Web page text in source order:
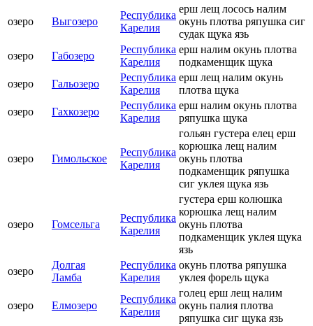
озеро Выгозеро
Республика
Карелия
ерш лещ лосось налим
окунь плотва ряпушка сиг
судак щука язь
озеро
Габозеро
Республика
Карелия
ерш налим окунь плотва
подкаменщик щука
озеро
Гальозеро
Республика
Карелия
ерш лещ налим окунь
плотва щука
озеро
Гахкозеро
Республика
Карелия
ерш налим окунь плотва
ряпушка щука
озеро Гимольское
Республика
Карелия
гольян густера елец ерш
корюшка лещ налим
окунь плотва
подкаменщик ряпушка
сиг уклея щука язь
озеро Гомсельга
Республика
Карелия
густера ерш колюшка
корюшка лещ налим
окунь плотва
подкаменщик уклея щука
язь
озеро
Долгая
Ламба
Республика
Карелия
окунь плотва ряпушка
уклея форель щука
озеро Елмозеро
Республика
Карелия
голец ерш лещ налим
окунь палия плотва
ряпушка сиг щука язь